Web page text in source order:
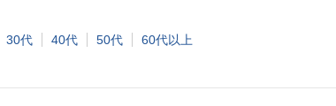
30代 40代 50代 60代以上